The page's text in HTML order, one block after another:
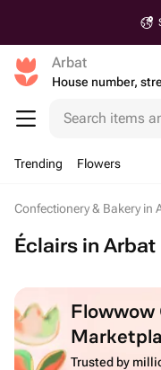
Arbat
Search items
Trending Flowers
Confectionery & Bakery in
Éclairs in Arbat
Trusted by